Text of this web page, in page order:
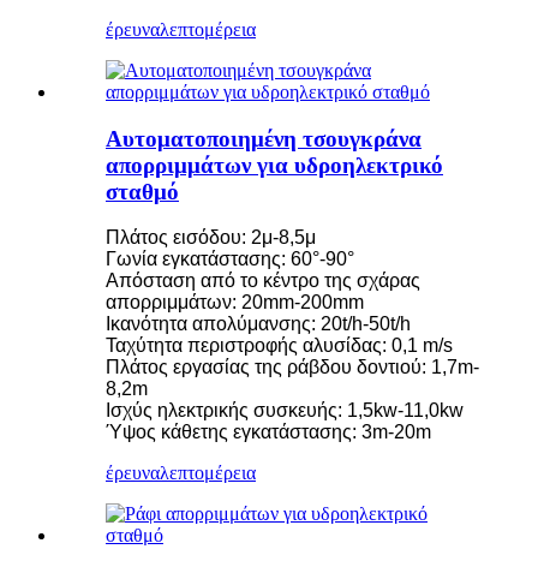
έρευναλεπτομέρεια
Αυτοματοποιημένη τσουγκράνα
απορριμμάτων για υδροηλεκτρικό
σταθμό
Πλάτος εισόδου: 2μ-8,5μ
Γωνία εγκατάστασης: 60°-90°
Απόσταση από το κέντρο της σχάρας
απορριμμάτων: 20mm-200mm
Ικανότητα απολύμανσης: 20t/h-50t/h
Ταχύτητα περιστροφής αλυσίδας: 0,1 m/s
Πλάτος εργασίας της ράβδου δοντιού: 1,7m-
8,2m
Ισχύς ηλεκτρικής συσκευής: 1,5kw-11,0kw
Ύψος κάθετης εγκατάστασης: 3m-20m
έρευναλεπτομέρεια